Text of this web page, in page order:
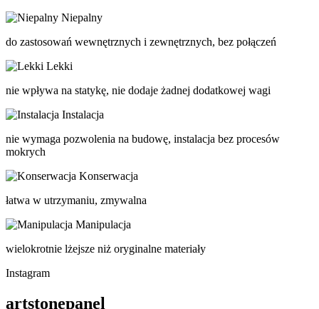
Niepalny
do zastosowań wewnętrznych i zewnętrznych, bez połączeń
Lekki
nie wpływa na statykę, nie dodaje żadnej dodatkowej wagi
Instalacja
nie wymaga pozwolenia na budowę, instalacja bez procesów
mokrych
Konserwacja
łatwa w utrzymaniu, zmywalna
Manipulacja
wielokrotnie lżejsze niż oryginalne materiały
Instagram
artstonepanel